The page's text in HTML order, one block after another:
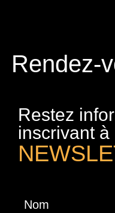
Rendez-
Restez
inscrivant à
Nom